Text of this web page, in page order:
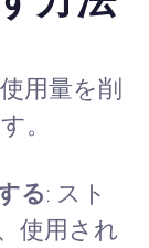
用量を削
。
る: スト
使用され